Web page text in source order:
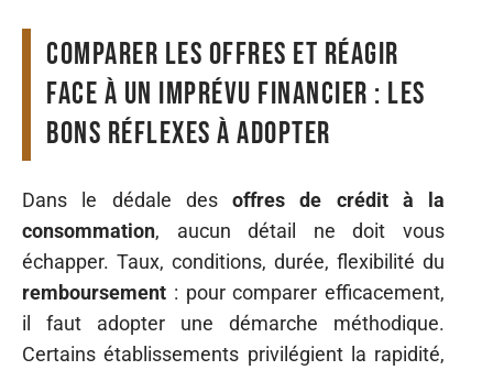
Comparer les offres et réagir
face à un imprévu financier : les
bons réflexes à adopter
Dans le dédale des offres de crédit à la
consommation, aucun détail ne doit vous
échapper. Taux, conditions, durée, flexibilité du
remboursement : pour comparer efficacement,
il faut adopter une démarche méthodique.
Certains établissements privilégient la rapidité,